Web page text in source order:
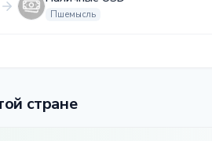
Пшемысль
стране